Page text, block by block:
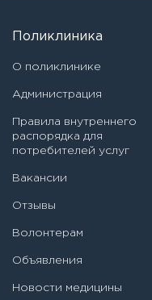
Поликлиника
О поликлинике
Администрация
Правила внутреннего
распорядка для
потребителей услуг
Вакансии
Отзывы
Волонтерам
Объявления
Новости медицины
поликлиника
поликлиника
№ 3
НА ПРИЕМ